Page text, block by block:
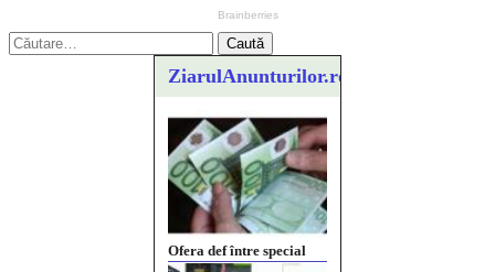
Caută
după:
ZiarulAnunturilor.ro
Ofera def între special